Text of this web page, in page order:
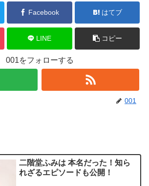
Facebook はてブ
LINE コピー
001をフォローする
001
二階堂ふみは 本名だった！知ら
れざるエピソードも公開！